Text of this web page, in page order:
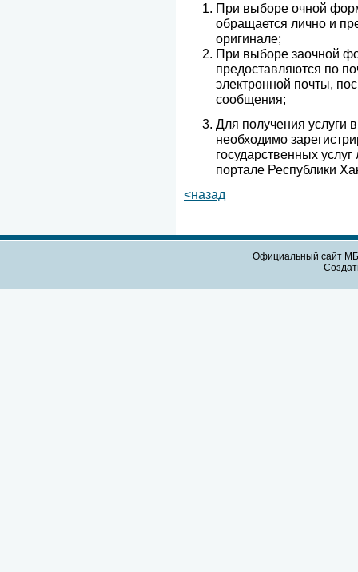
При выборе очной
обращается лично и
оригинале;
При выборе заочной
предоставляются по
электронной почты,
сообщения;
Для получения услуги
необходимо
государственных
портале Республики
<назад
Официальный сайт